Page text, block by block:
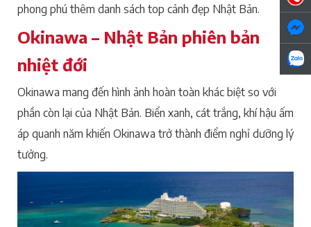
phong phú thêm danh sách top cảnh đẹp Nhật Bản.
Okinawa – Nhật Bản phiên bản
nhiệt đới
Okinawa mang đến hình ảnh hoàn toàn khác biệt so với
phần còn lại của Nhật Bản. Biển xanh, cát trắng, khí hậu ấm
áp quanh năm khiến Okinawa trở thành điểm nghỉ dưỡng lý
tưởng.